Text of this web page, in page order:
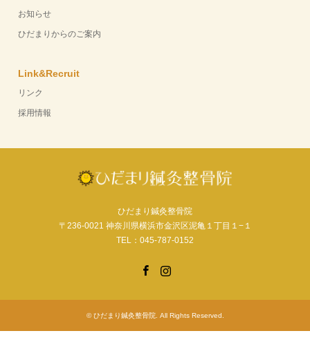
お知らせ
ひだまりからのご案内
Link&Recruit
リンク
採用情報
ひだまり鍼灸整骨院
〒236-0021 神奈川県横浜市金沢区泥亀１丁目１−１
TEL：045-787-0152
©ひだまり鍼灸整骨院. All Rights Reserved.